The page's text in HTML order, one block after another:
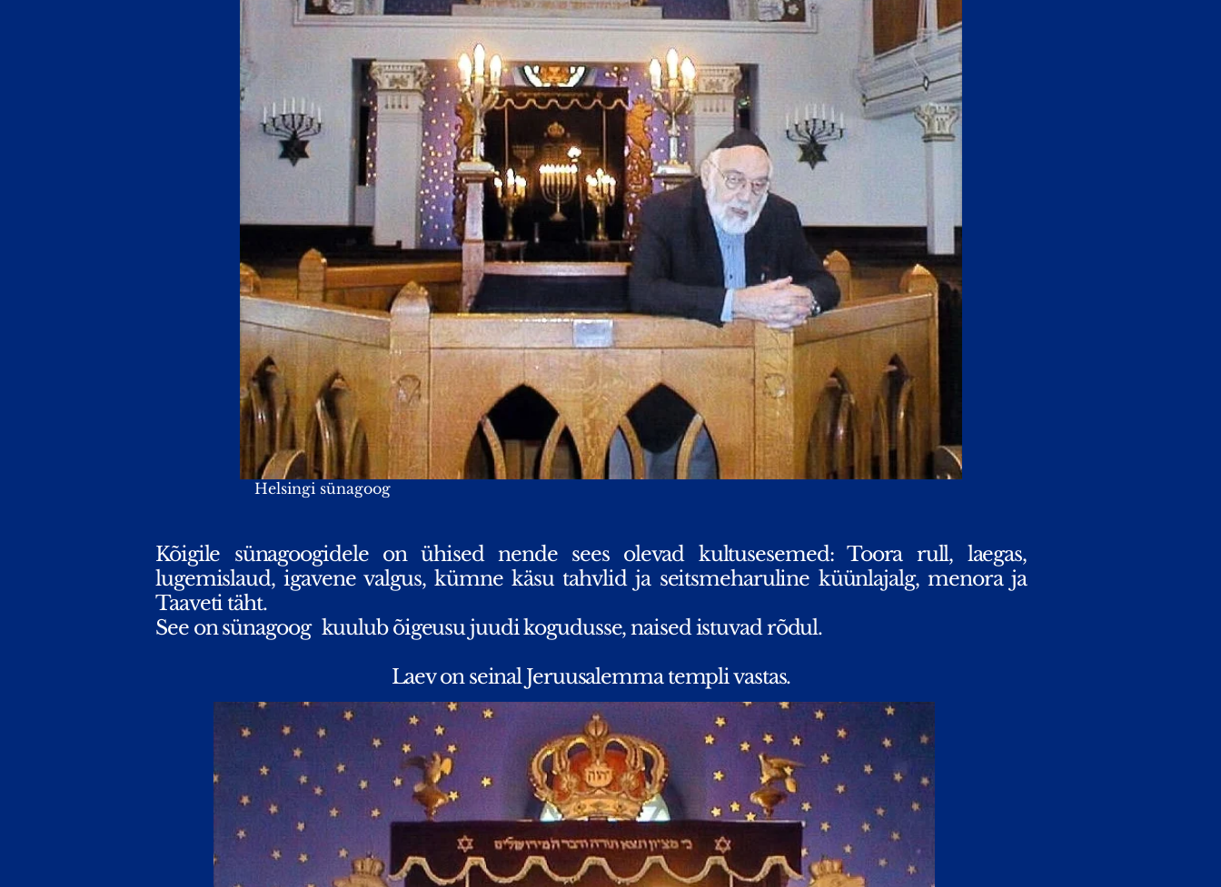
Helsingi sünagoog
Kõigile sünagoogidele on ühised nende sees olevad kultusesemed: Toora rull, laegas,
lugemislaud, igavene valgus, kümne käsu tahvlid ja seitsmeharuline küünlajalg, menora ja
Taaveti täht.
See on sünagoog kuulub õigeusu juudi kogudusse, naised istuvad rõdul.
Laev on seinal Jeruusalemma templi vastas.